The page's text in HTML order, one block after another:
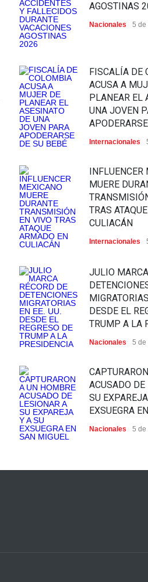
AGOSTINAS
Nacionales 5 de
FISCALÍA DE
ACUSA A
PLANEAR EL
UNA JOVEN
Internacionales
INFLUENCER
MUERE
TRAS
CULIACÁN
Internacionales
JULIO
DESDE EL
TRUMP A LA
Nacionales 5 de
ACUSADO
SU
EXSUEGRA
Nacionales 5 de